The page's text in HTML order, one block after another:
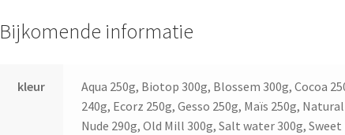
Bijkomende informatie
kleur
Aqua 250g, Biotop 300g, Blossem 300g, Cocoa
240g, Ecorz 250g, Gesso 250g, Maïs 250g,
Nude 290g, Old Mill 300g, Salt water 300g,